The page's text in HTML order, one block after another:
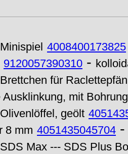
Minispiel 4008400173825
9120057390310 -
Brettchen für
mit Bohrung
Olivenlöffel, geölt
8 mm 4051435045704
SDS Max --- SDS Plus